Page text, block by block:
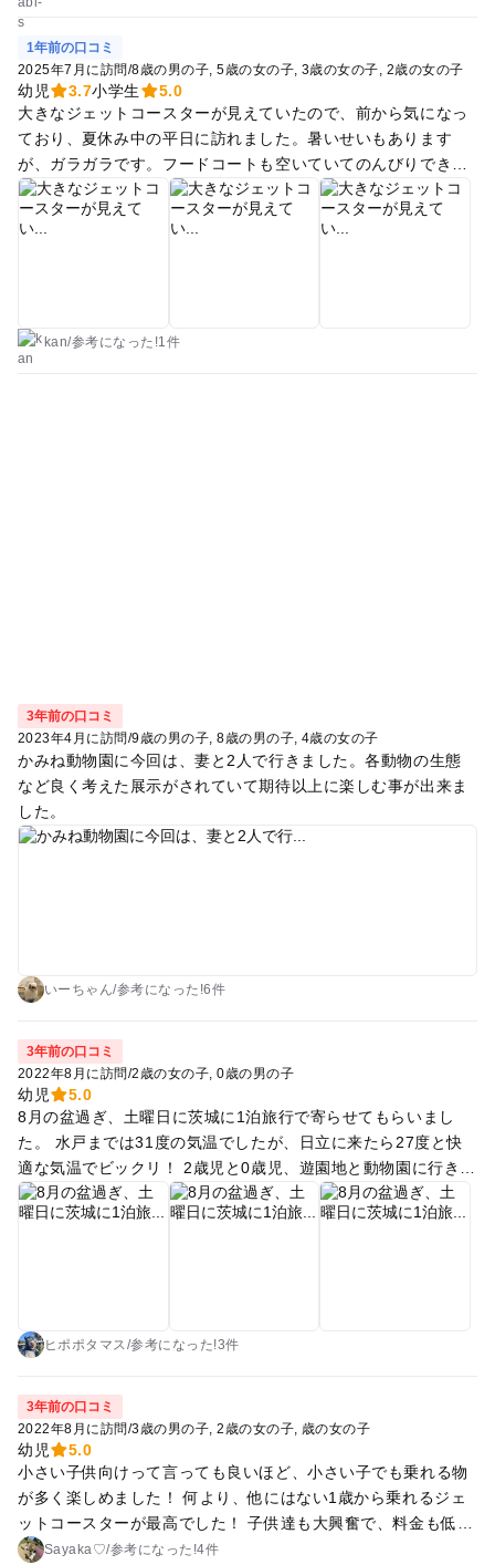
ょう😰
1年前の口コミ
2025年7月に訪問/8歳の男の子 5歳の女の子 3歳の女の子 2歳の女の子
幼児 3.7小学生
5.0
大きなジェットコースターが見えていたので、前から気になっ
ており、夏休み中の平日に訪れました。暑いせいもあります
が、ガラガラです。フードコートも空いていてのんびりできま
した。ただ、とにかく熱く、1時間ほどしか乗り物では遊べま
せんでした。斜面に作られた遊園地なため、園内は階段や坂が
多く、ベビーカー移動は厳しいでしょう。我が家も抱っこでの
はとても楽しんでいました。
kan/参考になった!1件
3年前の口コミ
2023年4月に訪問/9歳の男の子 8歳の男の子 4歳の女の子
かみね動物園に今回は、妻と2人で行きました。各動物の生態
など良く考えた展示がされていて期待以上に楽しむ事が出来ま
した。
いーちゃん/参考になった!6件
3年前の口コミ
2022年8月に訪問/2歳の女の子 0歳の男の子
幼児
5.0
8月の盆過ぎ、土曜日に茨城に1泊旅行で寄らせてもらいまし
た。 水戸までは31度の気温でしたが、日立に来たら27度と快
適な気温でビックリ！ 2歳児と0歳児、遊園地と動物園に行きま
した！ 無料駐車場は何ヶ所かありますが、12時くらいに到着し
た時にはほとんど駐車場埋まっていました。 かなり間隔がキツ
難いです！（200円〜300円） ２歳ですが、空中ブランコ以外
‿◠ ) 係員さん、皆さん親切で娘にたくさん話し掛けて下さいま
した。 コーヒーカップ、観覧車がある場所は必ず階段を使うの
でベビーカーは持ち上げて行かないといけません。 赤ちゃん休
憩室・キッズスペースは建物の2階、チケット売り場の脇から
坂を登り、ゲームセンターを突っ切った先にあります。クーラ
ーがんがん効いてかなり涼しいです。 キッズスペースと一緒に
授乳室がありました。大人用ベット、おむつ替えベット、イ
ヒポポタマス/参考に なった!3件
3年前の口コミ
2022年8月に訪問/3歳の男の子 2歳の女の子 歳の女の子
幼児
5.0
小さい子供向けって言っても良いほど、小さい子でも乗れる物
が多く楽しめました！ 何より、他にはない1歳から乗れるジェ
ットコースターが最高でした！ 子供達も大興奮で、料金も低価
格だし良かったです。 動物園は入ってないので分かりません
Sayaka♡/参考になった!4件